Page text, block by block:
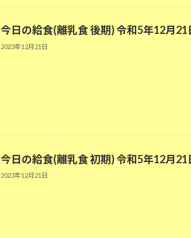
今日の給食(離乳食 後期) 令和5年12月21
2023年12月21日
今日の給食(離乳食 初期) 令和5年12月21
2023年12月21日